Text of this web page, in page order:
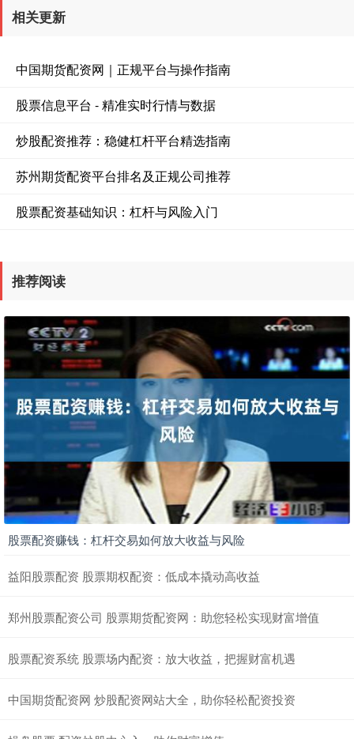
相关更新
中国期货配资网｜正规平台与操作指南
股票信息平台 - 精准实时行情与数据
炒股配资推荐：稳健杠杆平台精选指南
苏州期货配资平台排名及正规公司推荐
股票配资基础知识：杠杆与风险入门
推荐阅读
股票配资赚钱：杠杆交易如何放大收益与风险
益阳股票配资 股票期权配资：低成本撬动高收益
郑州股票配资公司 股票期货配资网：助您轻松实现财富增值
股票配资系统 股票场内配资：放大收益，把握财富机遇
中国期货配资网 炒股配资网站大全，助你轻松配资投资